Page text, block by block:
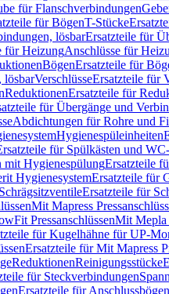
für Flanschverbindungen
für BögenT-Stücke
lösbarErsatzteile für
für HeizungAnschlüsse für
BögenErsatzteile für
lösbarVerschlüsseErsatzteile für
ReduktionenErsatzteile für
für Übergänge und
Abdichtungen für Rohre und
Hygienespüleinheiten
für Spülkästen und
mit HygienespülungErsatzteile
HygienesystemErsatzteile für
SchrägsitzventileErsatzteile für
Mit Mapress
PressanschlüssenMit Mepla
für Kugelhähne für UP-
Ersatzteile für Mit Mapress
ReduktionenReinigungsstücke
für Steckverbindungen
Ersatzteile für Anschlussbögen